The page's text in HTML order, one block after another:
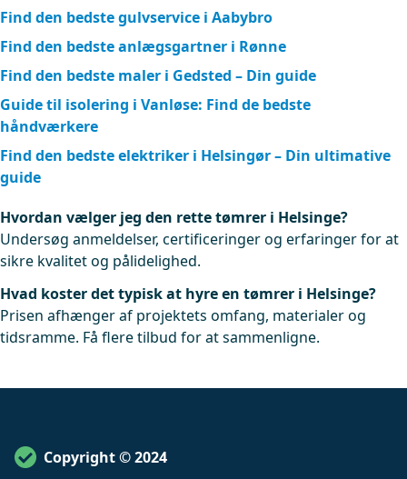
Find den bedste gulvservice i Aabybro
Find den bedste anlægsgartner i Rønne
Find den bedste maler i Gedsted – Din guide
Guide til isolering i Vanløse: Find de bedste
håndværkere
Find den bedste elektriker i Helsingør – Din ultimative
guide
Hvordan vælger jeg den rette tømrer i Helsinge?
Undersøg anmeldelser, certificeringer og erfaringer for at
sikre kvalitet og pålidelighed.
Hvad koster det typisk at hyre en tømrer i Helsinge?
Prisen afhænger af projektets omfang, materialer og
tidsramme. Få flere tilbud for at sammenligne.
Copyright © 2024